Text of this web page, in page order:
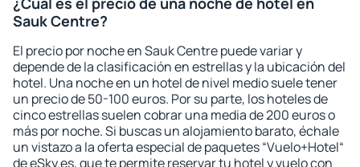
Sauk Centre?
El precio por noche en Sauk Centre puede variar y
depende de la clasificación en estrellas y la ubicación del
hotel. Una noche en un hotel de nivel medio suele tener
un precio de 50-100 euros. Por su parte, los hoteles de
cinco estrellas suelen cobrar una media de 200 euros o
más por noche. Si buscas un alojamiento barato, échale
un vistazo a la oferta especial de paquetes “Vuelo+Hotel“
de eSky.es, que te permite reservar tu hotel y vuelo con